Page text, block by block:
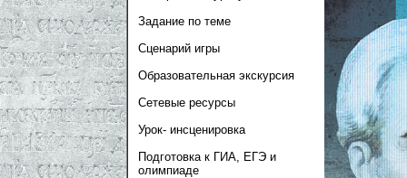
Задание по теме
Сценарий игры
Образовательная экскурсия
Сетевые ресурсы
Урок- инсценировка
Подготовка к ГИА, ЕГЭ и
олимпиаде